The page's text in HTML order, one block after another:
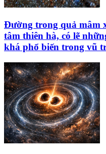
Đường trong quả mâm
tâm thiên hà, có lẽ
khá phổ biến trong vũ